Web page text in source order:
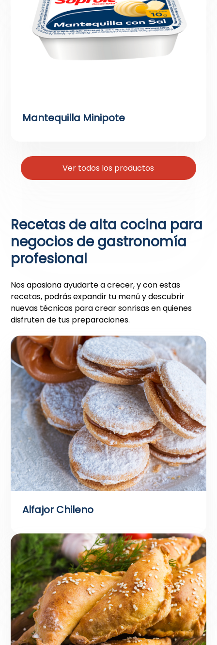
Mantequilla Minipote
Ver todos los productos
Recetas de alta cocina para
negocios de gastronomía
profesional
Nos apasiona ayudarte a crecer, y con estas
recetas, podrás expandir tu menú y descubrir
nuevas técnicas para crear sonrisas en quienes
disfruten de tus preparaciones.
Alfajor Chileno